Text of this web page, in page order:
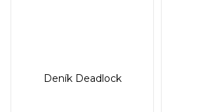
Deník Deadlock